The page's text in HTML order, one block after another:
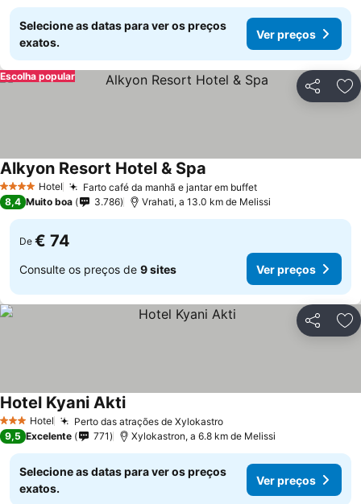
Selecione as datas para ver os preços
exatos.
Ver preços
Partilhar
Escolha popular
4 EstrelasHotel Farto café da manhã e jantar em buffet
Alkyon Resort Hotel & Spa
8,4 Muito boa 3.786 Vrahati, a 13.0 km de Melissi
De € 74
Consulte os preços de 9 sites Ver preços
Partilhar
3 EstrelasHotel Perto das atrações de Xylokastro
Hotel Kyani Akti
9,5 Excelente 771 Xylokastron, a 6.8 km de Melissi
Selecione as datas para ver os preços
exatos.
Ver preços